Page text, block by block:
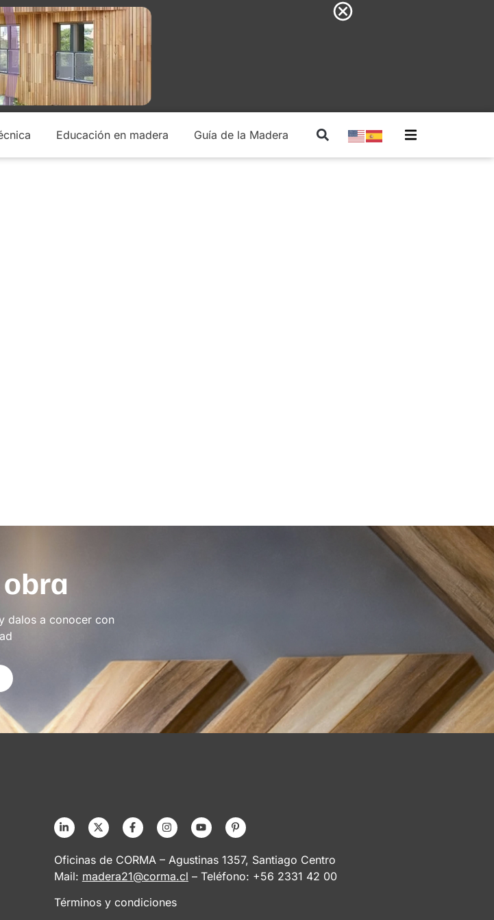
Educación en madera Guía de la Madera
dalos a conocer con
Oficinas de CORMA – Agustinas 1357, Santiago Centro
Mail: madera21@corma.cl – Teléfono: +56 2331 42 00
Términos y condiciones